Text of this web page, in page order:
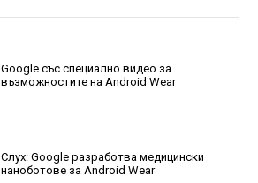
Google със специално видео за
възможностите на Android Wear
Слух: Google разработва медицински
наноботове за Android Wear